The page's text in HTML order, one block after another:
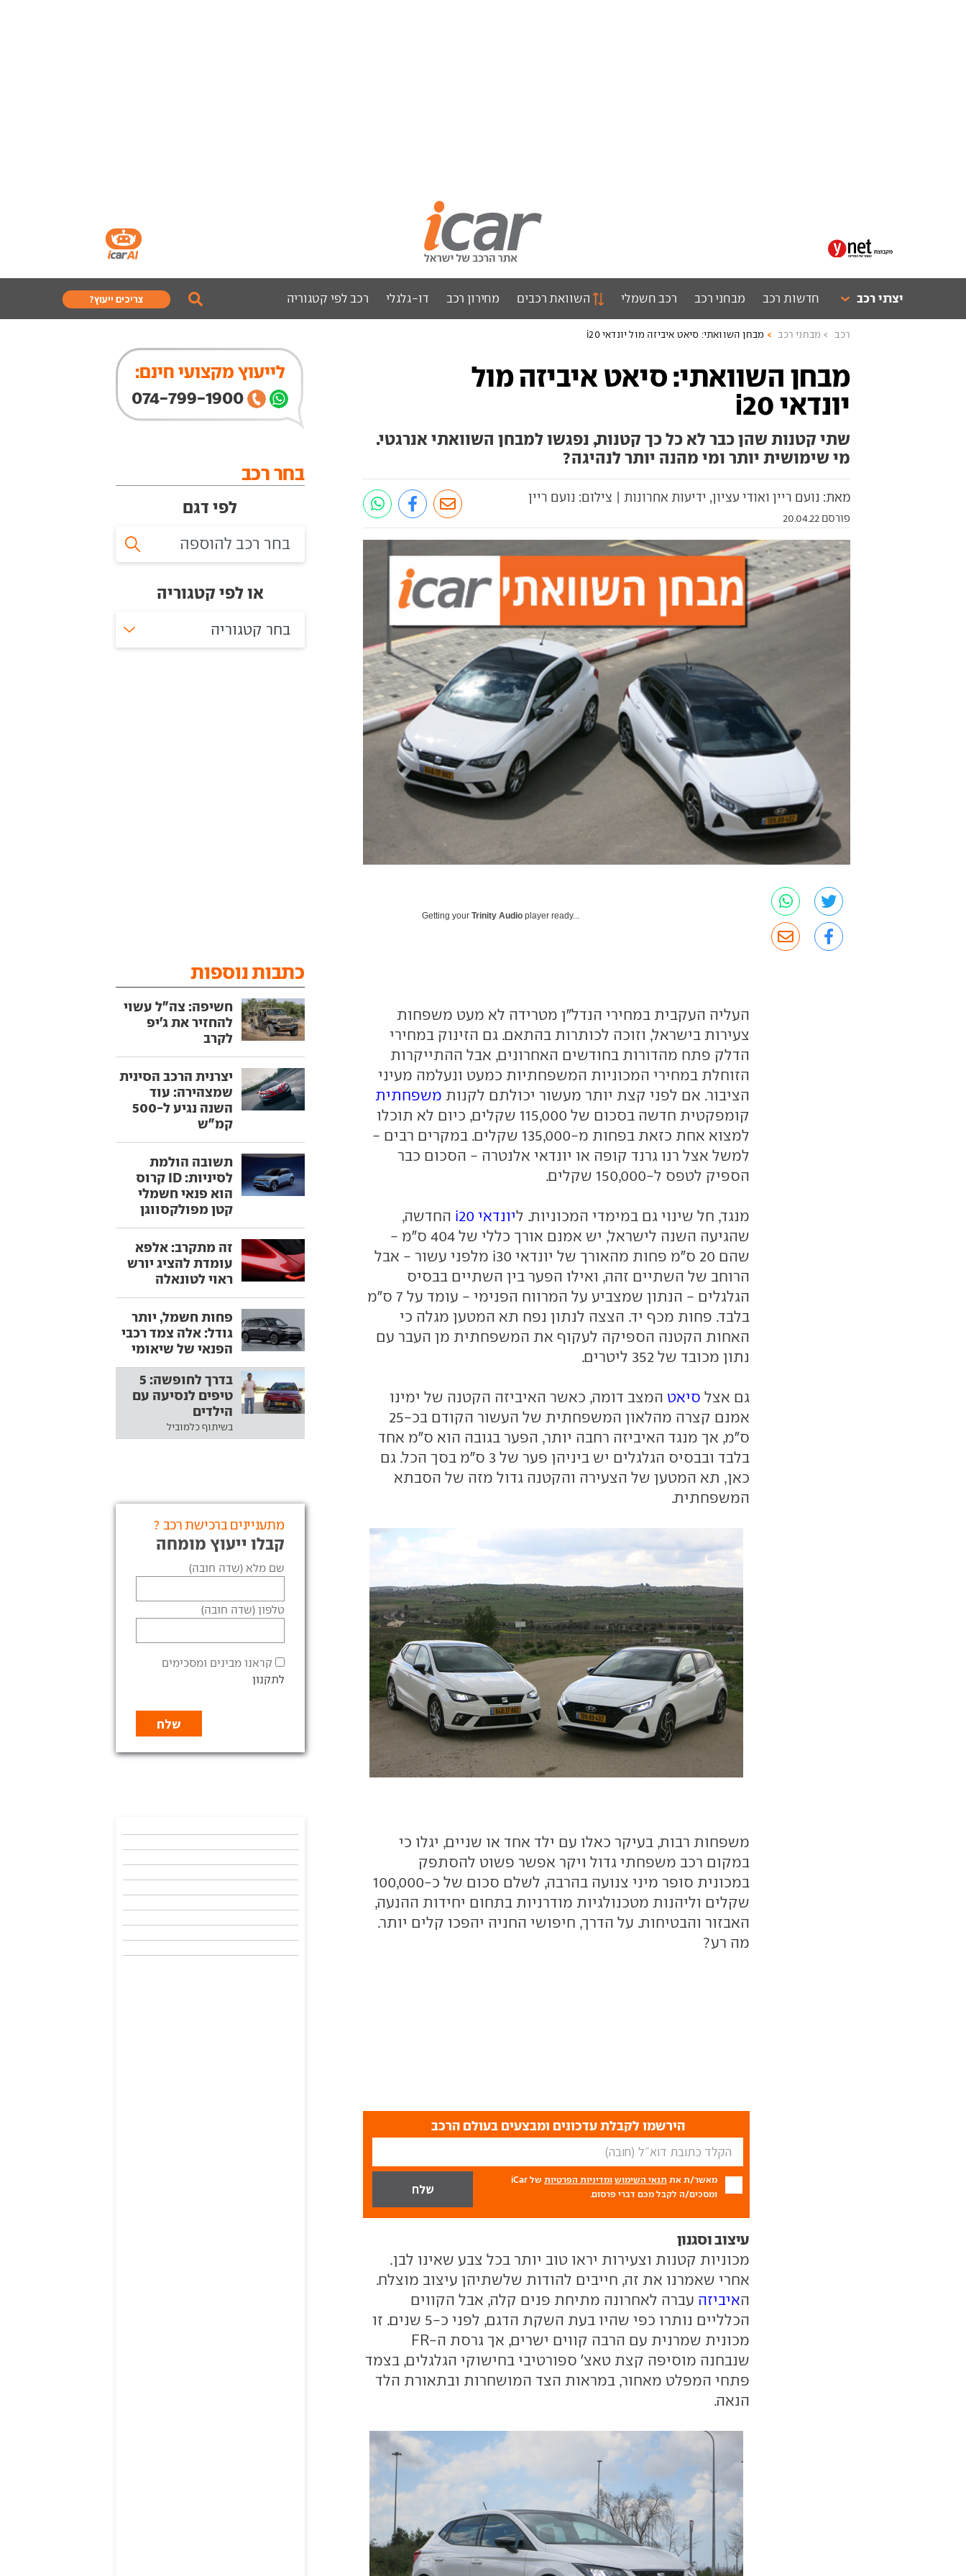
יצרני רכב חדשות רכב מבחני רכב רכב חשמלי השוואת רכבים מחירון רכב דו-גלגלי רכב לפי קטגוריה צריכים ייעוץ?
רכב מבחני רכב מבחן השוואתי: סיאט איביזה מול יונדאי i20
מבחן השוואתי: סיאט איביזה מול
יונדאי i20
שתי קטנות שהן כבר לא כל כך קטנות, נפגשו למבחן השוואתי אנרגטי.
מי שימושית יותר ומי מהנה יותר לנהיגה?
מאת: נועם ריין ואודי עציון, ידיעות אחרונות | צילום: נועם ריין
פורסם 20.04.22
Getting yourTrinity Audio player ready...
העליה העקבית במחירי הנדל"ן מטרידה לא מעט משפחות
צעירות בישראל, וזוכה לכותרות בהתאם. גם הזינוק במחירי
הדלק פתח מהדורות בחודשים האחרונים, אבל ההתייקרות
הזוחלת במחירי המכוניות המשפחתיות כמעט ונעלמה מעיני
הציבור. אם לפני קצת יותר מעשור יכולתם לקנות משפחתית
קומפקטית חדשה בסכום של 115,000 שקלים, כיום לא תוכלו
למצוא אחת כזאת בפחות מ-135,000 שקלים. במקרים רבים -
למשל אצל רנו גרנד קופה או יונדאי אלנטרה - הסכום כבר
הספיק לטפס ל-150,000 שקלים.
מנגד, חל שינוי גם במימדי המכוניות. ליונדאי i20
החדשה,
שהגיעה השנה לישראל, יש אמנם אורך כללי של 404 ס"מ -
שהם 20 ס"מ פחות מהאורך של יונדאי i30 מלפני עשור - אבל
הרוחב של השתיים זהה, ואילו הפער בין השתיים בבסיס
הגלגלים - הנתון שמצביע על המרווח הפנימי - עומד על 7 ס"מ
בלבד. פחות מכף יד. הצצה לנתון נפח תא המטען מגלה כי
האחות הקטנה הספיקה לעקוף את המשפחתית מן העבר עם
נתון מכובד של 352 ליטרים.
גם אצל סיאט המצב דומה, כאשר האיביזה הקטנה של ימינו
אמנם קצרה מהלאון המשפחתית של העשור הקודם בכ-25
ס"מ, אך מנגד האיביזה רחבה יותר, הפער בגובה הוא ס"מ אחד
בלבד ובבסיס הגלגלים יש ביניהן פער של 3 ס"מ בסך הכל. גם
כאן, תא המטען של הצעירה והקטנה גדול מזה של הסבתא
המשפחתית.
משפחות רבות, בעיקר כאלו עם ילד אחד או שניים, יגלו כי
במקום רכב משפחתי גדול ויקר אפשר פשוט להסתפק
במכונית סופר מיני צנועה בהרבה, לשלם סכום של כ-100,000
שקלים וליהנות מטכנולגיות מודרניות בתחום יחידות ההנעה,
האבזור והבטיחות. על הדרך, חיפושי החניה יהפכו קלים יותר.
מה רע?
הירשמו לקבלת עדכונים ומבצעים בעולם הרכב
מאשר/ת את תנאי השימוש ומדיניות הפרטיות
של iCar
ומסכים/ה לקבל מכם דברי פרסום.
עיצוב וסגנון
מכוניות קטנות וצעירות יראו טוב יותר בכל צבע שאינו לבן.
אחרי שאמרנו את זה, חייבים להודות שלשתיהן עיצוב מוצלח.
האיביזה עברה לאחרונה מתיחת פנים קלה, אבל הקווים
הכלליים נותרו כפי שהיו בעת השקת הדגם, לפני כ-5 שנים. זו
מכונית שמרנית עם הרבה קווים ישרים, אך גרסת ה-FR
שנבחנה מוסיפה קצת טאצ' ספורטיבי בחישוקי הגלגלים, בצמד
פתחי המפלט מאחור, במראות הצד המושחרות ובתאורת הלד
הנאה.
לייעוץ מקצועי חינם:
074-799-1900
בחר רכב
לפי דגם
או לפי קטגוריה
בחר קטגוריה
כתבות נוספות
חשיפה: צה"ל עשוי
להחזיר את ג'יפ
לקרב
יצרנית הרכב הסינית
שמצהירה: עוד
השנה נגיע ל-500
קמ"ש
תשובה הולמת
לסיניות: ID קרוס
הוא פנאי חשמלי
קטן מפולקסווגן
זה מתקרב: אלפא
עומדת להציג יורש
ראוי לטונאלה
פחות חשמל, יותר
גודל: אלה צמד רכבי
הפנאי של שיאומי
בדרך לחופשה: 5
טיפים לנסיעה עם
הילדים
בשיתוף כלמוביל
מתעניינים ברכישת רכב ?
קבלו ייעוץ מומחה
שם מלא (שדה חובה)
טלפון (שדה חובה)
קראנו מבינים ומסכימים
לתקנון